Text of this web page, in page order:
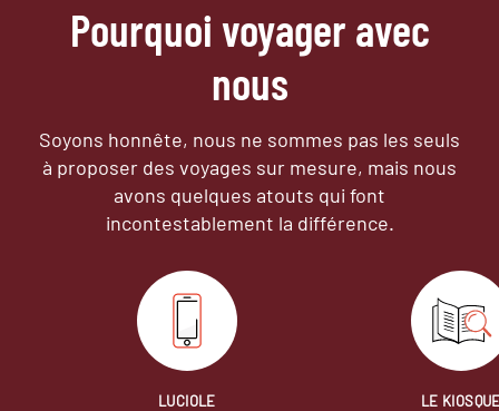
Pourquoi voyager avec
nous
Soyons honnête, nous ne sommes pas les seuls
à proposer des voyages sur mesure, mais nous
avons quelques atouts qui font
incontestablement la différence.
LUCIOLE
LE